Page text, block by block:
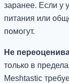
заранее. Если у
питания или
помогут.
Не
только в
Meshtastic